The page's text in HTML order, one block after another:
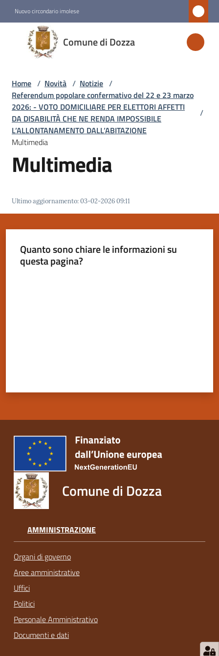
Nuovo circondario imolese
Comune di Dozza
Comune
di
Dozza
Amministrazione
Novità
Menu selezionato
Servizi
Vivere
Servizi
Home / Novità / Notizie /
Referendum popolare confermativo del 22 e 23 marzo
2026: - VOTO DOMICILIARE PER ELETTORI AFFETTI
DA DISABILITÀ CHE NE RENDA IMPOSSIBILE
L’ALLONTANAMENTO DALL’ABITAZIONE
/
Multimedia
Multimedia
Ultimo aggiornamento:03-02-2026 09:11
Quanto sono chiare le informazioni su
questa pagina?
Comune di Dozza
AMMINISTRAZIONE
Organi di governo
Aree amministrative
Uffici
Politici
Personale Amministrativo
Documenti e dati